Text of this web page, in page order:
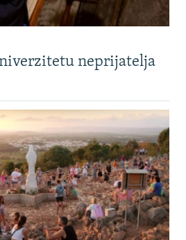
neprijatelja